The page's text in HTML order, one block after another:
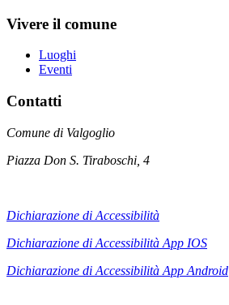
Vivere il comune
Luoghi
Eventi
Contatti
Comune di Valgoglio
Piazza Don S. Tiraboschi, 4
Dichiarazione di Accessibilità
Dichiarazione di Accessibilità App IOS
Dichiarazione di Accessibilità App Android